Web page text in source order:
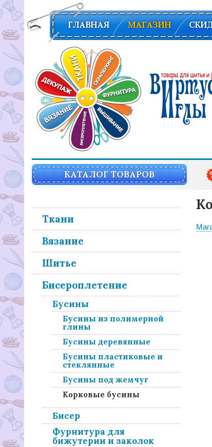
ГЛАВНАЯ МАГАЗИН
КАТАЛОГ ТОВАРОВ
Ткани
Вязание
Шитье
Бисероплетение
Бусины
Бусины из полимерной
глины
Бусины деревянные
Бусины пластиковые и
стеклянные
Бусины под жемчуг
Корковые бусины
Бисер
Фурнитура для
бижутерии и заколок